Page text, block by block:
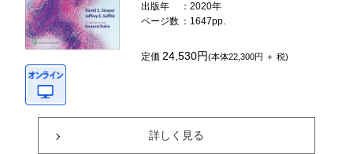
出版年
：2020年
ページ数 ：1647pp.
定価24,530円(本体22,300円 ＋ 税)
詳しく見る